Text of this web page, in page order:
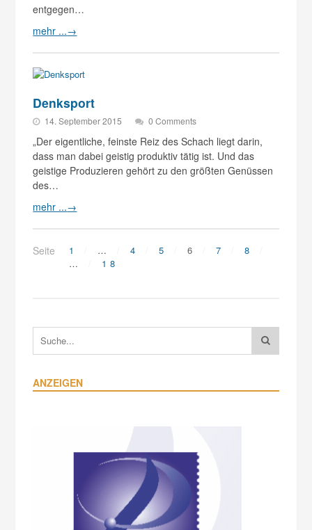
entgegen…
mehr ...→
Denksport
14. September 2015 0 Comments
„Der eigentliche, feinste Reiz des Schach liegt darin,
dass man dabei geistig produktiv tätig ist. Und das
geistige Produzieren gehört zu den größten Genüssen
des…
mehr ...→
Seite 1 … 4 5 6 7
8
…
18
ANZEIGEN